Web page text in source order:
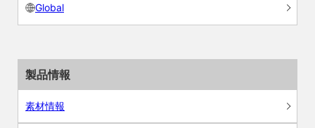
Global
製品情報
素材情報